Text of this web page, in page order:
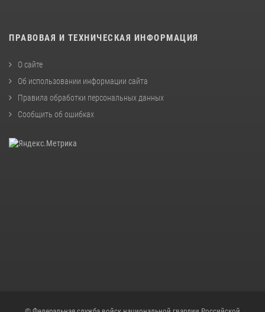
ПРАВОВАЯ И ТЕХНИЧЕСКАЯ ИНФОРМАЦИЯ
О сайте
Об использовании информации сайта
Правила обработки персональных данных
Сообщить об ошибках